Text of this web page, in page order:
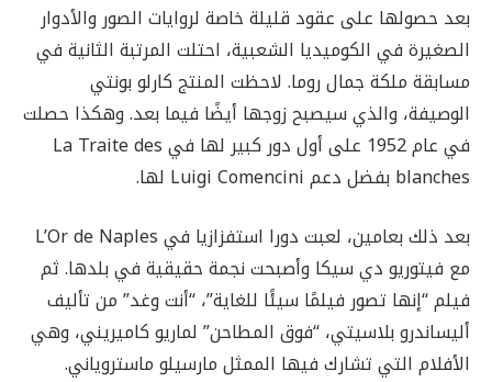
بعد حصولها على عقود قليلة خاصة لروايات الصور والأدوار
الصغيرة في الكوميديا ​​الشعبية، احتلت المرتبة الثانية في
مسابقة ملكة جمال روما. لاحظت المنتج كارلو بونتي
الوصيفة، والذي سيصبح زوجها أيضًا فيما بعد. وهكذا حصلت
في عام 1952 على أول دور كبير لها في La Traite des
blanches بفضل دعم Luigi Comencini لها.
بعد ذلك بعامين، لعبت دورا استفزازيا في L’Or de Naples
مع فيتوريو دي سيكا وأصبحت نجمة حقيقية في بلدها. ثم
فيلم “إنها تصور فيلمًا سيئًا للغاية”، “أنت وغد” من تأليف
أليساندرو بلاسيتي، “فوق المطاحن” لماريو كاميريني، وهي
الأفلام التي تشارك فيها الممثل مارسيلو ماستروياني.